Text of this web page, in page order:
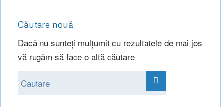
Căutare nouă
Dacă nu sunteți mulțumit cu rezultatele de mai jos
vă rugăm să face o altă căutare